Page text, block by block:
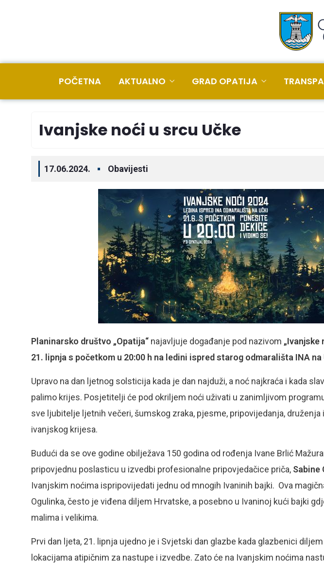
POČETNA AKTUALNO GRAD OPATIJA
Ivanjske noći u srcu Učke
17.06.2024. Obavijesti
Planinarsko društvo „Opatija“ najavljuje događanje pod nazivom „Ivanjske
21. lipnja s početkom u 20:00 h na ledini ispred starog odmarališta INA na
Upravo na dan ljetnog solsticija kada je dan najduži, a noć najkraća i kada
palimo krijes. Posjetitelji će pod okriljem noći uživati u zanimljivom
sve ljubitelje ljetnih večeri, šumskog zraka, pjesme, pripovijedanja,
ivanjskog krijesa.
Budući da se ove godine obilježava 150 godina od rođenja Ivane Brlić
pripovjednu poslasticu u izvedbi profesionalne pripovjedačice priča, Sabine
Ivanjskim noćima ispripovijedati jednu od mnogih Ivaninih bajki. Ova
Ogulinka, često je viđena diljem Hrvatske, a posebno u Ivaninoj kući bajki
malima i velikima.
Prvi dan ljeta, 21. lipnja ujedno je i Svjetski dan glazbe kada glazbenici
lokacijama atipičnim za nastupe i izvedbe. Zato će na Ivanjskim noćima